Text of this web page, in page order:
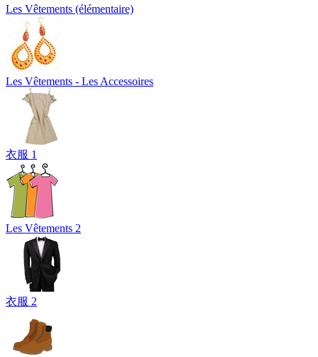
Les Vêtements (élémentaire)
Les Vêtements - Les Accessoires
衣服 1
Les Vêtements 2
衣服 2